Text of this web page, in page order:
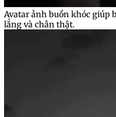
Avatar ảnh buồn khóc giúp
lắng và chân thật.